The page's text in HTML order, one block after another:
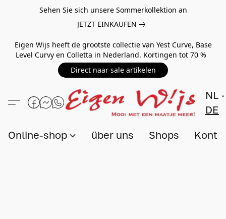
Sehen Sie sich unsere Sommerkollektion an
JETZT EINKAUFEN
Eigen Wijs heeft de grootste collectie van Yest Curve, Base
Level Curvy en Colletta in Nederland. Kortingen tot 70 %
Direct naar sale artikelen
NL
DE
Online-shop über uns Shops